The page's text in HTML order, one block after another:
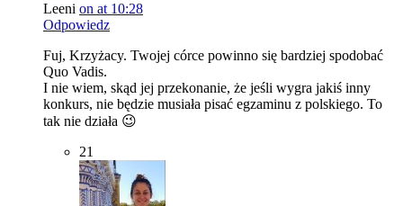
Leeni on at 10:28
Odpowiedz
Fuj, Krzyżacy. Twojej córce powinno się bardziej spodobać
Quo Vadis.
I nie wiem, skąd jej przekonanie, że jeśli wygra jakiś inny
konkurs, nie będzie musiała pisać egzaminu z polskiego. To
tak nie działa 😉
21